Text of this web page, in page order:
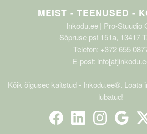
MEIST - TEENUSED -
Inkodu.ee | Pro-Stuudio
Sõpruse pst 151a, 13417
Telefon: +372 655
E-post:
Kõik õigused kaitstud - Inkodu.ee®. Loata
lubatud!